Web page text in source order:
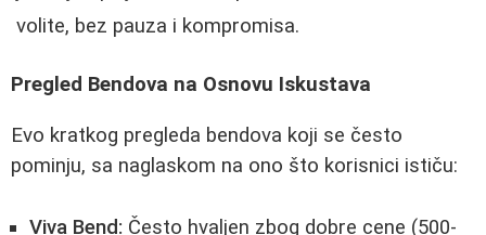
volite, bez pauza i kompromisa.
Pregled Bendova na Osnovu Iskustava
Evo kratkog pregleda bendova koji se često
pominju, sa naglaskom na ono što korisnici ističu:
Viva Bend: Često hvaljen zbog dobre cene (500-